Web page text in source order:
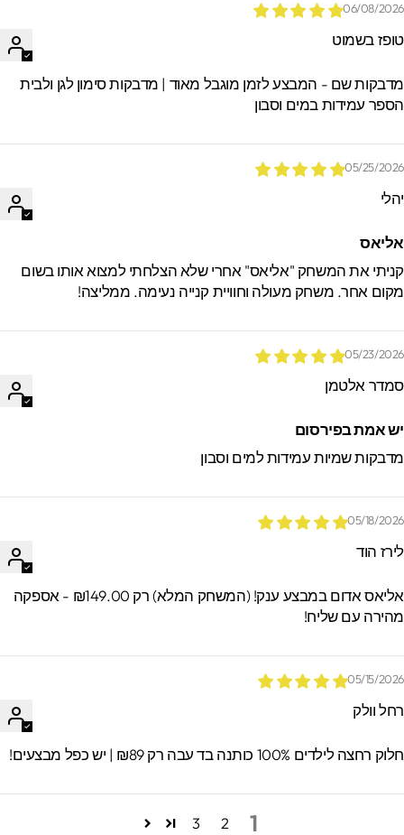
06/08/
בשמוט
שם - המבצע לזמן מוגבל מאוד | מדבקות סימון לגן ולבית
עמידות במים וסבון
05/25/
את המשחק "אליאס" אחרי שלא הצלחתי למצוא אותו בשום
אחר. משחק מעולה וחוויית קנייה נעימה. ממליצה!
05/23/
אלטמן
אמת בפירסום
שמיות עמידות למים וסבון
05/18/
הוד
אליאס אדום במבצע ענק! (המשחק המלא) רק ₪149.00 - אספקה
עם שליח!
05/15/
וולק
רחצה לילדים 100% כותנה בד עבה רק ₪89 | יש כפל מבצעים!
1
2
3